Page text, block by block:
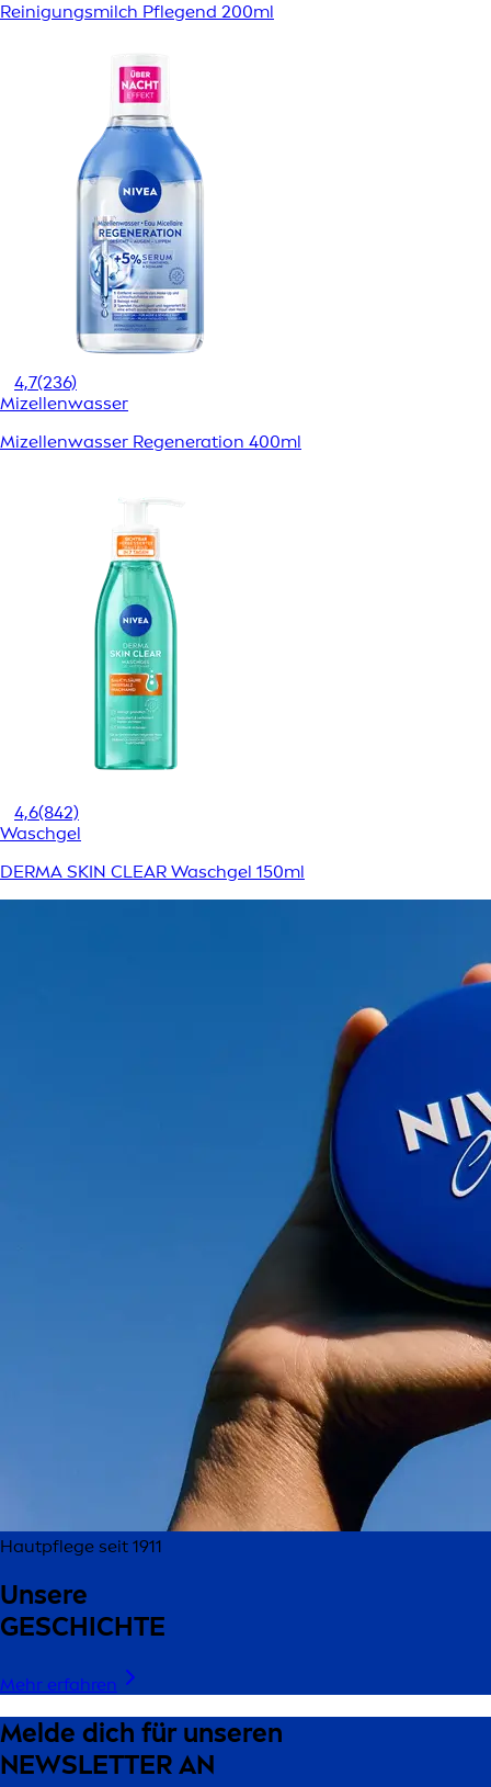
Reinigungsmilch Pflegend 200ml
4,7(236)
Mizellenwasser
Mizellenwasser Regeneration 400ml
4,6(842)
Waschgel
DERMA SKIN CLEAR Waschgel 150ml
Hautpflege seit 1911
Unsere
GESCHICHTE
Mehr erfahren
Melde dich für unseren
NEWSLETTER AN